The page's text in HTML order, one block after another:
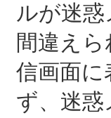
ルが迷
間違え
信画面に
ず、迷